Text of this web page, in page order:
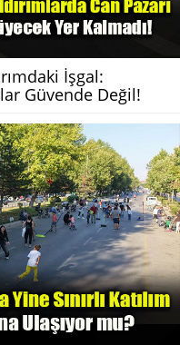
İşgal:
Güvende Değil!